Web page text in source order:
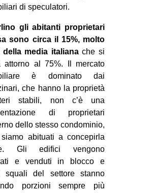
PRECARIATO
REPRESSIONE
STUDENTI
CULTURE
ARTE
CINEMA
MANIFESTI
RECENSIONI
INTERNAZIONALE
AFRICA
di speculatori.
gli abitanti proprietari
sono circa il 15%, molto
della media italianache si
attorno al 75%. Il mercato
è dominato dai
che hanno la proprietà
stabili, non c’è una
di proprietari
dello stesso condominio,
abituati a concepirla
Gli edifici vengono
e venduti in blocco e
squali del settore stanno
porzioni sempre più